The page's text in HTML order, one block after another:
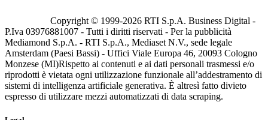
Copyright © 1999-2026 RTI S.p.A. Business Digital -
P.Iva 03976881007 - Tutti i diritti riservati - Per la pubblicità
Mediamond S.p.A. - RTI S.p.A., Mediaset N.V., sede legale
Amsterdam (Paesi Bassi) - Uffici Viale Europa 46, 20093 Cologno
Monzese (MI)Rispetto ai contenuti e ai dati personali trasmessi e/o
riprodotti è vietata ogni utilizzazione funzionale all’addestramento di
sistemi di intelligenza artificiale generativa. È altresì fatto divieto
espresso di utilizzare mezzi automatizzati di data scraping.